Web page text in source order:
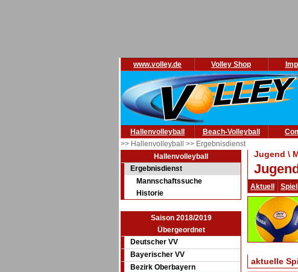
www.volley.de Volley Shop
Hallenvolleyball Beach-Volleyball
>> Hallenvolleyball >> Ergebnisdienst
Hallenvolleyball
Ergebnisdienst
Mannschaftssuche
Historie
Saison 2018/2019
Übergeordnet
Deutscher VV
Bayerischer VV
Bezirk Oberbayern
Jugend \
Aktuell
aktuelle